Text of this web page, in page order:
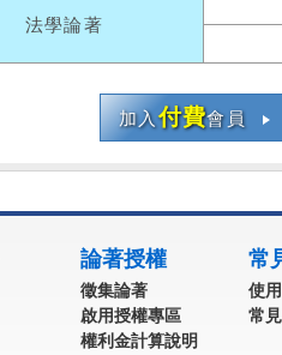
法學論著
加入付費會員
論著授權
徵集論著
啟用授權專區
權利金計算說明
常
使
常